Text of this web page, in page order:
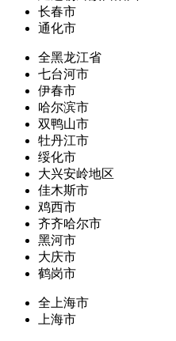
长春市
通化市
全黑龙江省
七台河市
伊春市
哈尔滨市
双鸭山市
牡丹江市
绥化市
大兴安岭地区
佳木斯市
鸡西市
齐齐哈尔市
黑河市
大庆市
鹤岗市
全上海市
上海市